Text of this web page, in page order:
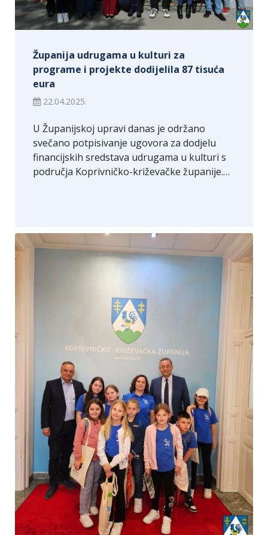
Županija udrugama u kulturi za
programe i projekte dodijelila 87 tisuća
eura
22.04.2025.
U Županijskoj upravi danas je održano
svečano potpisivanje ugovora za dodjelu
financijskih sredstava udrugama u kulturi s
područja Koprivničko-križevačke županije.…